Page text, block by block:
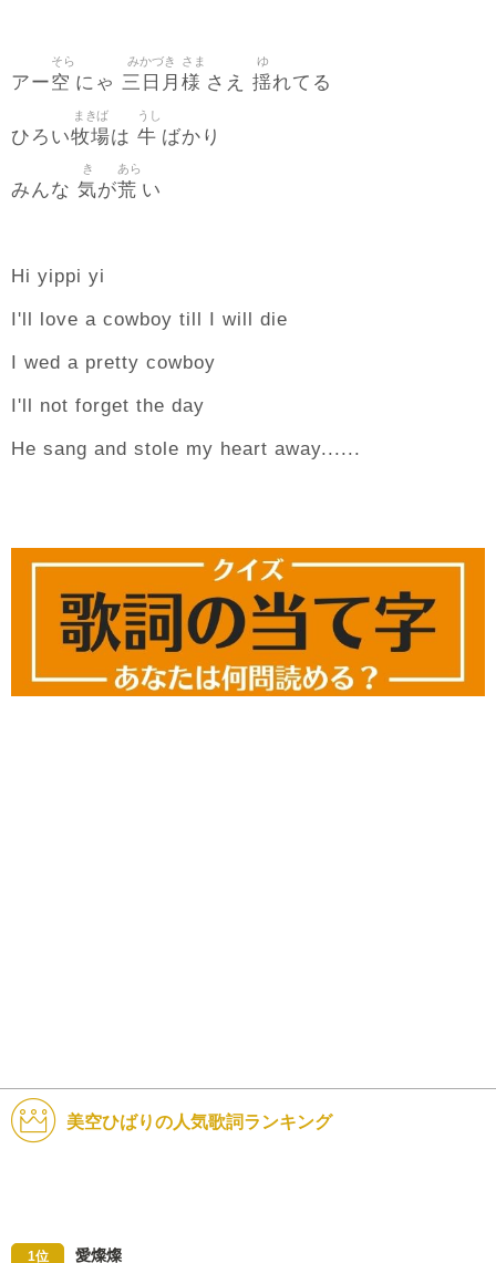
アー空
そら
にゃ 三日月
みかづき
様
さま
さえ 揺
ゆ
れてる
ひろい牧場
まきば
は 牛
うし
ばかり
みんな 気
き
が荒
あら
い
Hi yippi yi
I'll love a cowboy till I will die
I wed a pretty cowboy
I'll not forget the day
He sang and stole my heart away......
美空ひばりの人気歌詞ランキング
1位 愛燦燦